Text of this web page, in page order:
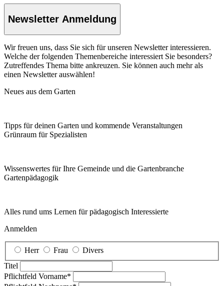
Newsletter Anmeldung
Wir freuen uns, dass Sie sich für unseren Newsletter interessieren.
Welche der folgenden Themenbereiche interessiert Sie besonders?
Zutreffendes Thema bitte ankreuzen. Sie können auch mehr als
einen Newsletter auswählen!
Neues aus dem Garten
Tipps für deinen Garten und kommende Veranstaltungen
Grünraum für Spezialisten
Wissenswertes für Ihre Gemeinde und die Gartenbranche
Garten­pädagogik
Alles rund ums Lernen für pädagogisch Interessierte
Anmelden
Herr Frau
Divers
Titel
Pflichtfeld Vorname*